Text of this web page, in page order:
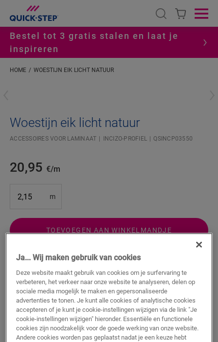
Open search
Bestel tot 3 gratis stalen en laat je
inspireren
HOME WOESTIJN EIK LICHT NATUUR
Woestijn eik licht natuur
ACCESSOIRES VOOR LAMINAAT INCIZO-PROFIEL QSINCP03550
20,95 €/m
m
TOEVOEGEN AAN WINKELMANDJE
Wil je dit accessoire graag in het echt zien?
Bezoek het dichtstbijzijnde verkooppunt
Ja... Wij maken gebruik van cookies
Deze website maakt gebruik van cookies om je surfervaring te
verbeteren, het verkeer naar onze website te analyseren, delen op
sociale media mogelijk te maken en gepersonaliseerde
advertenties te tonen. Je kunt alle cookies of analytische cookies
accepteren of je kunt je cookie-instellingen wijzigen via de link "Je
cookie-instellingen wijzigen" hieronder. Essentiële en functionele
cookies zijn noodzakelijk voor de goede werking van onze website.
Andere cookies worden pas geplaatst nadat je een keuze hebt